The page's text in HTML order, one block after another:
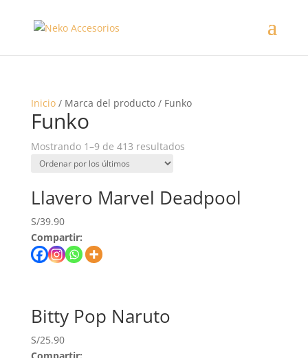
Inicio/ Marca del producto / Funko
Funko
Mostrando 1–9 de 413 resultados
Llavero Marvel Deadpool
S/39.90
Compartir:
Bitty Pop Naruto
S/25.90